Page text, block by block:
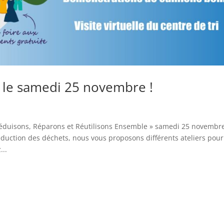
le samedi 25 novembre !
Réparons et Réutilisons Ensemble » samedi 25
des déchets, nous vous proposons différents ateliers pour